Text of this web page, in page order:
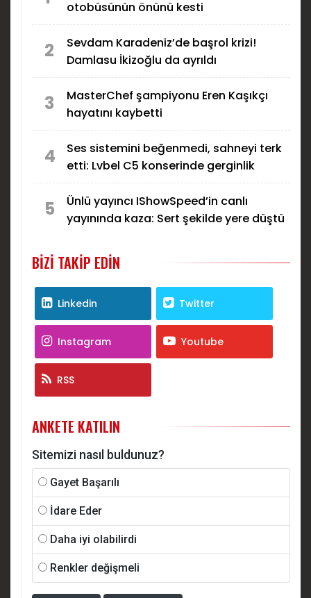
otobüsünün önünü kesti
2
Sevdam Karadeniz’de başrol krizi!
Damlasu İkizoğlu da ayrıldı
3
MasterChef şampiyonu Eren Kaşıkçı
hayatını kaybetti
4
Ses sistemini beğenmedi, sahneyi terk
etti: Lvbel C5 konserinde gerginlik
5
Ünlü yayıncı IShowSpeed’in canlı
yayınında kaza: Sert şekilde yere düştü
BIZI TAKIP EDIN
Linkedin Twitter
Instagram Youtube
RSS
ANKETE KATILIN
Sitemizi nasıl buldunuz?
Gayet Başarılı
İdare Eder
Daha iyi olabilirdi
Renkler değişmeli